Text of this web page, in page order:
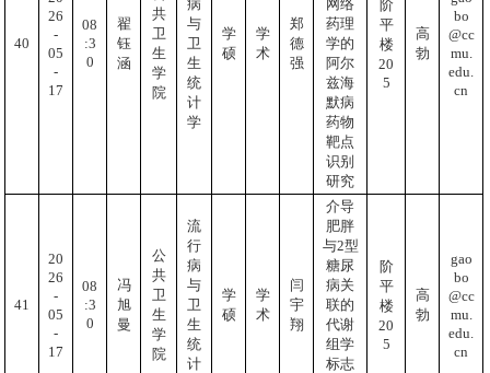
40
26
-
05
-
17
08
:3
0
翟
钰
涵
共
卫
生
学
院
病
与
卫
生
统
计
学
学
硕
学
术
郑
德
强
网络
药理
学的
阿尔
兹海
默病
药物
靶点
识别
研究
阶
平
楼
20
5
高
勃
bo
@cc
mu.
edu.
cn
41
20
26
-
05
-
17
08
:3
0
冯
旭
曼
公
共
卫
生
学
院
流
行
病
与
卫
生
统
计
学
硕
学
术
闫
宇
翔
介导
肥胖
与2型
糖尿
病关
联的
代谢
组学
标志
阶
平
楼
20
5
高
勃
gao
bo
@cc
mu.
edu.
cn